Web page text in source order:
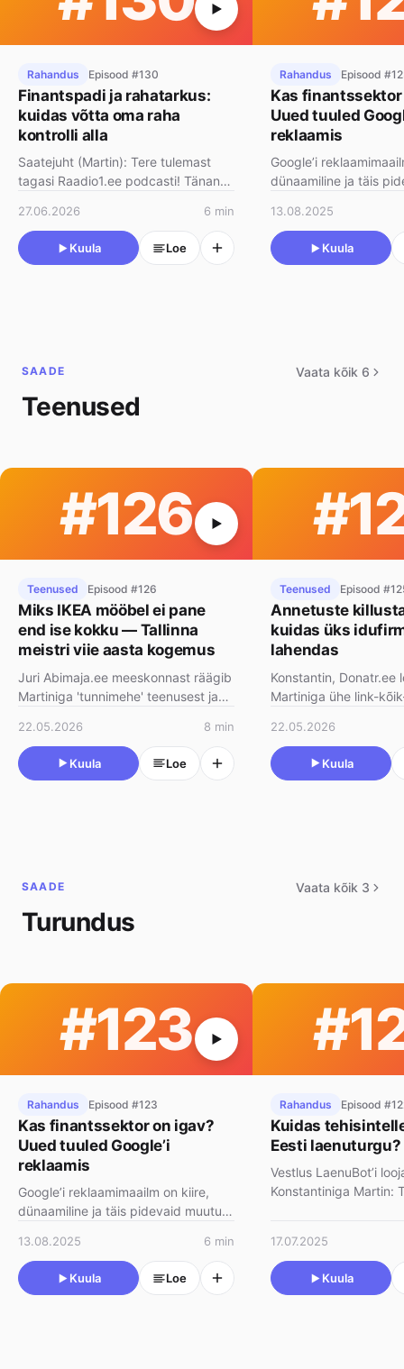
Rahandus Episood #130
Finantspadi ja rahatarkus:
kuidas võtta oma raha
kontrolli alla
Saatejuht (Martin): Tere tulemast
tagasi Raadio1.ee podcasti! Tänane
igaüht meist, sõltum…
27.06.2026 6 min
Kuula Loe
Rahandus Episood
Kas finantssektor
Uued tuuled
reklaamis
Google’i
dünaamiline ja täis
mida peetakse …
13.08.2025
Kuula
SAADE
Teenused
Vaata kõik 6
#126
Teenused Episood #126
Miks IKEA mööbel ei pane
end ise kokku — Tallinna
meistri viie aasta kogemus
Juri Abimaja.ee meeskonnast räägib
Martiniga 'tunnimehe' teenusest ja
valmismööbli sü…
22.05.2026 8 min
Kuula Loe
Teenused Episood
Annetuste
kuidas üks
lahendas
Konstantin, Donatr.ee
Martiniga ühe link-
Linktree-konkurend…
22.05.2026
Kuula
SAADE
Turundus
Vaata kõik 3
#123
Rahandus Episood #123
Kas finantssektor on igav?
Uued tuuled Google’i
reklaamis
Google’i reklaamimaailm on kiire,
dünaamiline ja täis pidevaid muutusi.
mida peetakse …
13.08.2025 6 min
Kuula Loe
Rahandus Episood
Kuidas
Eesti laenuturgu?
Vestlus LaenuBot’i
Konstantiniga Martin:
17.07.2025
Kuula